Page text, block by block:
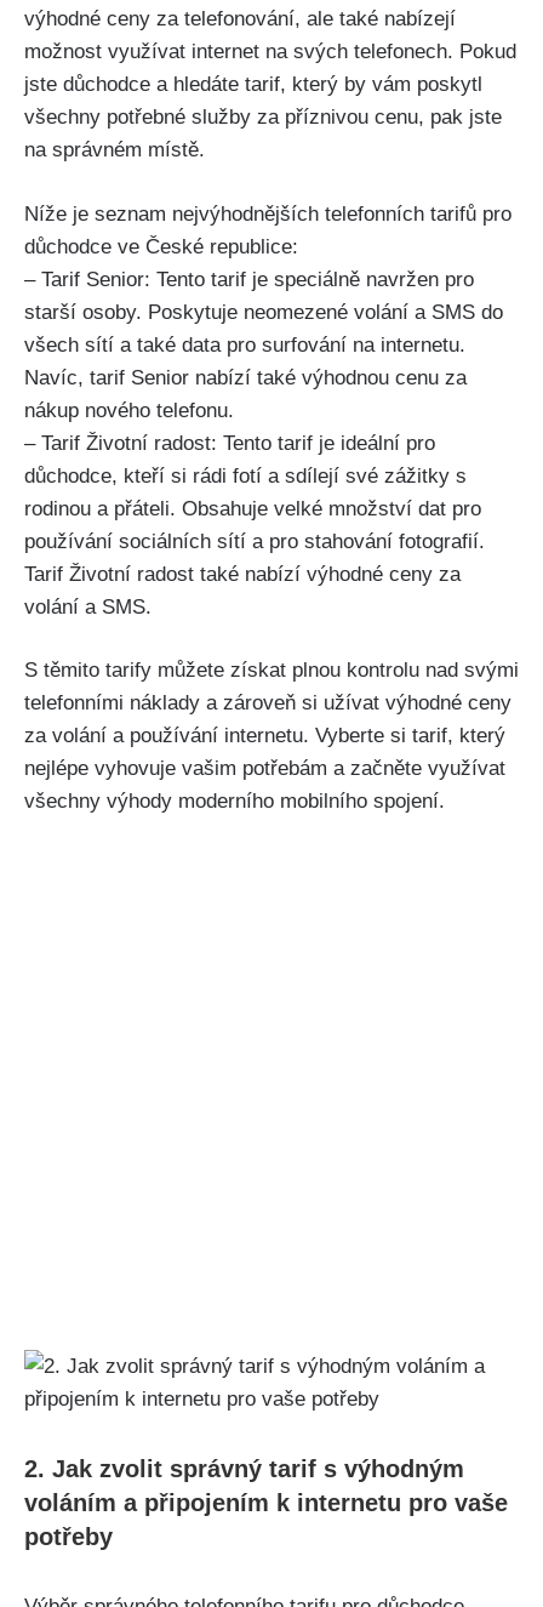
výhodné ceny za telefonování, ale také nabízejí
možnost využívat internet na svých telefonech. Pokud
jste důchodce a hledáte tarif, který by vám poskytl
všechny potřebné služby za příznivou cenu, pak jste
na správném místě.
Níže je seznam nejvýhodnějších telefonních tarifů pro
důchodce ve České republice:
– Tarif Senior: Tento tarif je speciálně navržen pro
starší osoby. Poskytuje neomezené volání a SMS do
všech sítí a také data pro surfování na internetu.
Navíc, tarif Senior nabízí také výhodnou cenu za
nákup nového telefonu.
– Tarif Životní radost: Tento tarif je ideální pro
důchodce, kteří si rádi fotí a sdílejí své zážitky s
rodinou a přáteli. Obsahuje velké množství dat pro
používání sociálních sítí a pro stahování fotografií.
Tarif Životní radost také nabízí výhodné ceny za
volání a SMS.
S těmito tarify můžete získat plnou kontrolu nad svými
telefonními náklady a zároveň si užívat výhodné ceny
za volání a používání internetu. Vyberte si tarif, který
nejlépe vyhovuje vašim potřebám a začněte využívat
všechny výhody moderního mobilního spojení.
2. Jak zvolit správný tarif s výhodným
voláním a připojením k internetu pro vaše
potřeby